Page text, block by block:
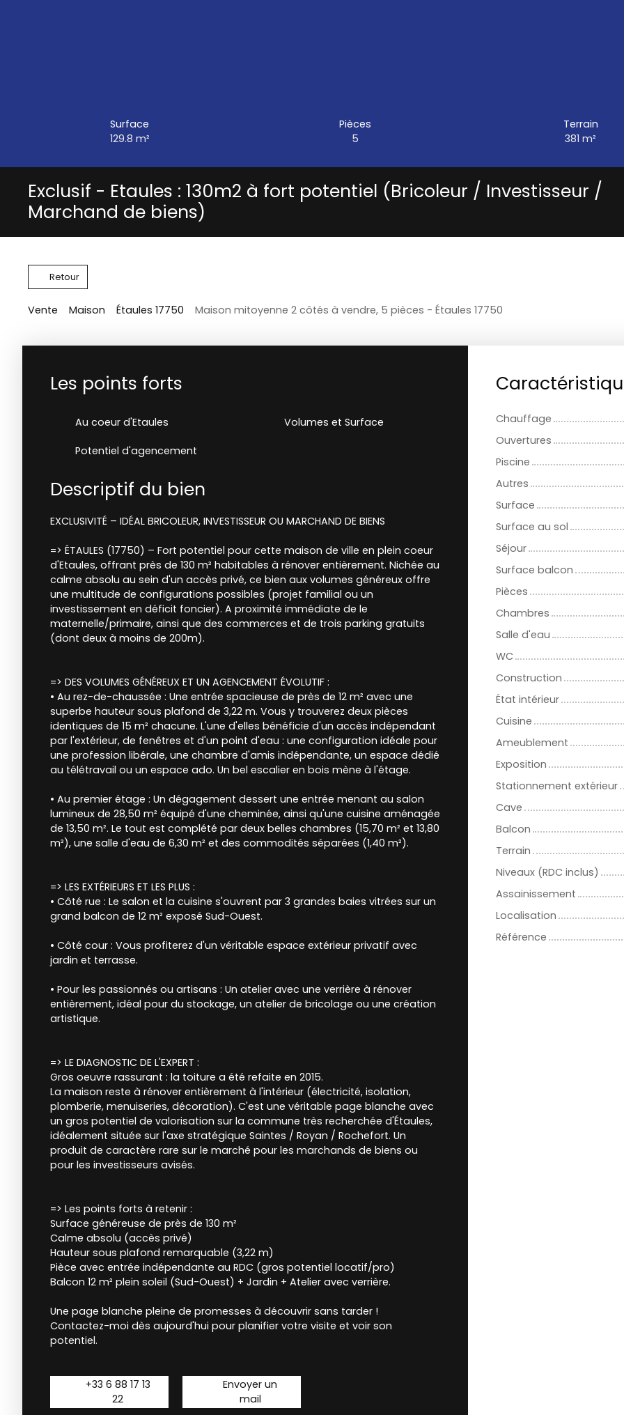
Surface
129.8 m²
Pièces
5
Terrain
381m²
Exclusif - Etaules : 130m2 à fort potentiel (Bricoleur / Investisseur /
Marchand de biens)
Retour
Vente Maison Étaules 17750 Maison mitoyenne 2 côtés à vendre, 5 pièces - Étaules 17750
Les points forts
Au coeur d'Etaules Volumes et Surface
Potentiel d'agencement
Descriptif du bien
EXCLUSIVITÉ – IDÉAL BRICOLEUR, INVESTISSEUR OU MARCHAND DE BIENS
=> ÉTAULES (17750) – Fort potentiel pour cette maison de ville en plein coeur
d'Etaules, offrant près de 130 m² habitables à rénover entièrement. Nichée au
calme absolu au sein d'un accès privé, ce bien aux volumes généreux offre
une multitude de configurations possibles (projet familial ou un
investissement en déficit foncier). A proximité immédiate de le
maternelle/primaire, ainsi que des commerces et de trois parking gratuits
(dont deux à moins de 200m).
=> DES VOLUMES GÉNÉREUX ET UN AGENCEMENT ÉVOLUTIF :
• Au rez-de-chaussée : Une entrée spacieuse de près de 12 m² avec une
superbe hauteur sous plafond de 3,22 m. Vous y trouverez deux pièces
identiques de 15 m² chacune. L'une d'elles bénéficie d'un accès indépendant
par l'extérieur, de fenêtres et d'un point d'eau : une configuration idéale pour
une profession libérale, une chambre d'amis indépendante, un espace dédié
au télétravail ou un espace ado. Un bel escalier en bois mène à l'étage.
• Au premier étage : Un dégagement dessert une entrée menant au salon
lumineux de 28,50 m² équipé d'une cheminée, ainsi qu'une cuisine aménagée
de 13,50 m². Le tout est complété par deux belles chambres (15,70 m² et 13,80
m²), une salle d'eau de 6,30 m² et des commodités séparées (1,40 m²).
=> LES EXTÉRIEURS ET LES PLUS :
• Côté rue : Le salon et la cuisine s'ouvrent par 3 grandes baies vitrées sur un
grand balcon de 12 m² exposé Sud-Ouest.
• Côté cour : Vous profiterez d'un véritable espace extérieur privatif avec
jardin et terrasse.
• Pour les passionnés ou artisans : Un atelier avec une verrière à rénover
entièrement, idéal pour du stockage, un atelier de bricolage ou une création
artistique.
=> LE DIAGNOSTIC DE L'EXPERT :
Gros oeuvre rassurant : la toiture a été refaite en 2015.
La maison reste à rénover entièrement à l'intérieur (électricité, isolation,
plomberie, menuiseries, décoration). C'est une véritable page blanche avec
un gros potentiel de valorisation sur la commune très recherchée d'Étaules,
idéalement située sur l'axe stratégique Saintes / Royan / Rochefort. Un
produit de caractère rare sur le marché pour les marchands de biens ou
pour les investisseurs avisés.
=> Les points forts à retenir :
Surface généreuse de près de 130 m²
Calme absolu (accès privé)
Hauteur sous plafond remarquable (3,22 m)
Pièce avec entrée indépendante au RDC (gros potentiel locatif/pro)
Balcon 12 m² plein soleil (Sud-Ouest) + Jardin + Atelier avec verrière.
Une page blanche pleine de promesses à découvrir sans tarder !
Contactez-moi dès aujourd'hui pour planifier votre visite et voir son
potentiel.
+33 6 88 17 13
22
Envoyer un
mail
Chauffage
Ouvertures
Piscine
Autres
Surface
Surface au sol
Séjour
Surface balcon
Pièces
Chambres
Salle d'eau
WC
Construction
État intérieur
Cuisine
Ameublement
Exposition
Stationnement extérieur
Cave
Balcon
Terrain
Niveaux (RDC inclus)
Assainissement
Localisation
Référence